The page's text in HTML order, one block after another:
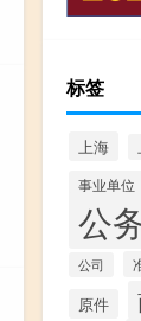
标签
上海
事业单位
公
公司
原件